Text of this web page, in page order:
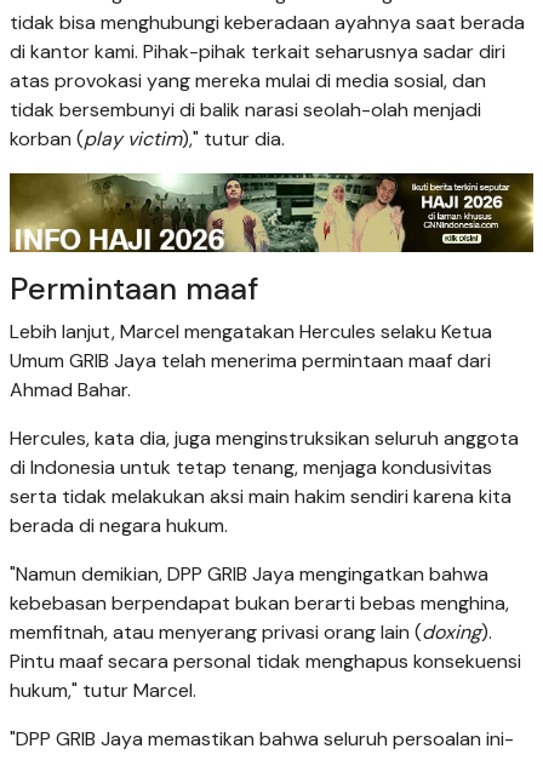
tidak bisa menghubungi keberadaan ayahnya saat berada
di kantor kami. Pihak-pihak terkait seharusnya sadar diri
atas provokasi yang mereka mulai di media sosial, dan
tidak bersembunyi di balik narasi seolah-olah menjadi
korban (play victim)," tutur dia.
Permintaan maaf
Lebih lanjut, Marcel mengatakan Hercules selaku Ketua
Umum GRIB Jaya telah menerima permintaan maaf dari
Ahmad Bahar.
Hercules, kata dia, juga menginstruksikan seluruh anggota
di Indonesia untuk tetap tenang, menjaga kondusivitas
serta tidak melakukan aksi main hakim sendiri karena kita
berada di negara hukum.
"Namun demikian, DPP GRIB Jaya mengingatkan bahwa
kebebasan berpendapat bukan berarti bebas menghina,
memfitnah, atau menyerang privasi orang lain (doxing).
Pintu maaf secara personal tidak menghapus konsekuensi
hukum," tutur Marcel.
"DPP GRIB Jaya memastikan bahwa seluruh persoalan ini-